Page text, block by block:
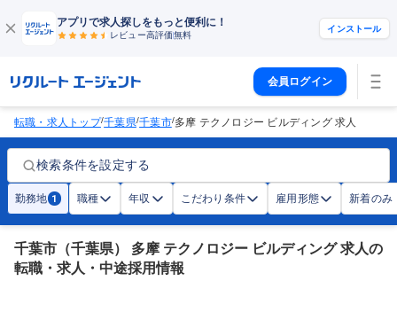
アプリで求人探しをもっと便利に！
レビュー高評価無料
インストール
会員ログイン
転職・求人トップ/千葉県/千葉市/多摩 テクノロジー ビルディング 求人
検索条件を設定する
勤務地 1 職種 年収 こだわり条件 雇用形態 新着のみ
千葉市（千葉県） 多摩 テクノロジー ビルディング 求人の
転職・求人・中途採用情報